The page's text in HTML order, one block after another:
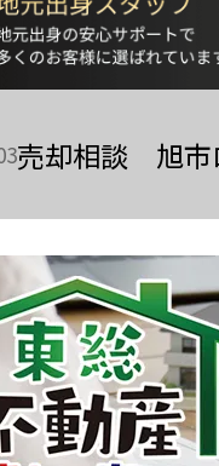
売却相談 旭市